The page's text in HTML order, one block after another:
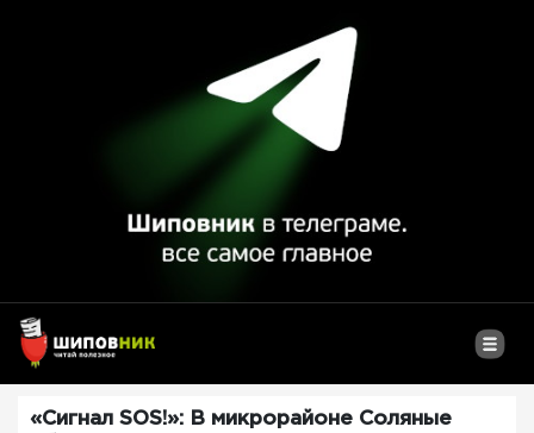
«Сигнал SOS!»: В микрорайоне Соляные